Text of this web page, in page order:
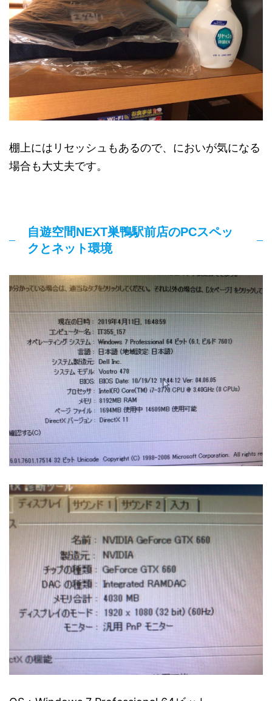
棚上にはリセッシュもあるので、においが気になる
場合も大丈夫です。
自遊空間NEXT巣鴨駅前店のPCスペッ
クとネット環境